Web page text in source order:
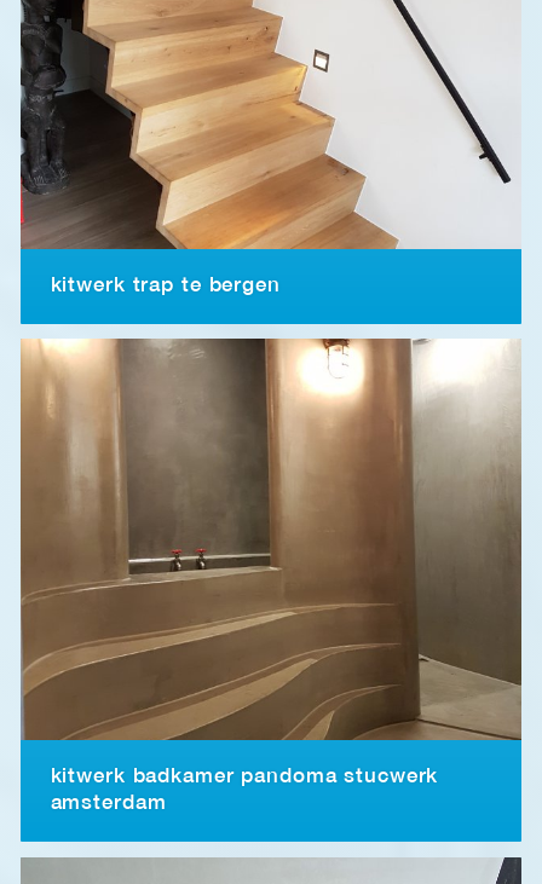
kitwerk trap te bergen
kitwerk badkamer pandoma stucwerk
amsterdam